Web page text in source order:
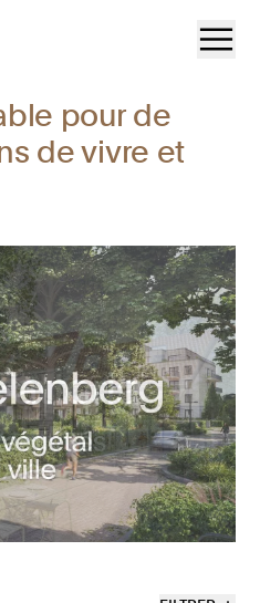
pour de
de vivre et